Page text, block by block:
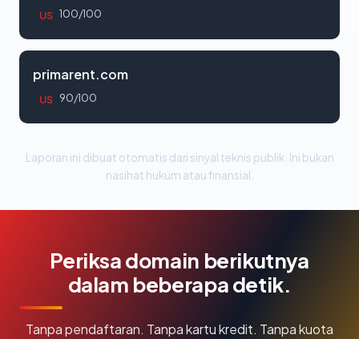
US 100/100
primarent.com
US 90/100
Laporan ini dibuat otomatis dari sinyal teknis publik. Ini bukan
nasihat hukum atau finansial.
Periksa domain berikutnya
dalam beberapa detik.
Tanpa pendaftaran. Tanpa kartu kredit. Tanpa kuota